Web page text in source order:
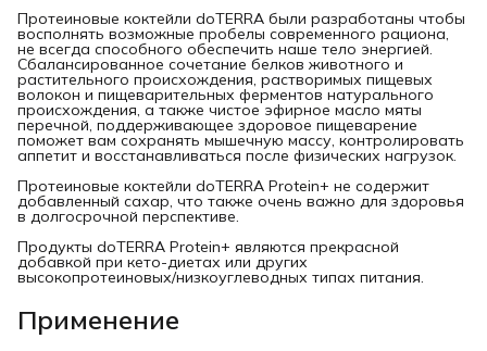
Протеиновые коктейли doTERRA были разработаны чтобы
восполнять возможные пробелы современного рациона,
не всегда способного обеспечить наше тело энергией.
Сбалансированное сочетание белков животного и
растительного происхождения, растворимых пищевых
волокон и пищеварительных ферментов натурального
происхождения, а также чистое эфирное масло мяты
перечной, поддерживающее здоровое пищеварение
поможет вам сохранять мышечную массу, контролировать
аппетит и восстанавливаться после физических нагрузок.
Протеиновые коктейли doTERRA Protein+ не содержит
добавленный сахар, что также очень важно для здоровья
в долгосрочной перспективе.
Продукты doTERRA Protein+ являются прекрасной
добавкой при кето-диетах или других
высокопротеиновых/низкоуглеводных типах питания.
Применение